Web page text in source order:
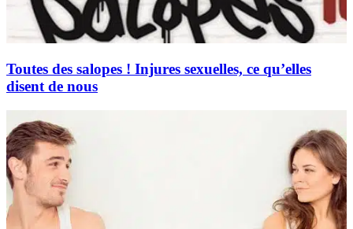
Toutes des salopes ! Injures sexuelles, ce qu’elles
disent de nous